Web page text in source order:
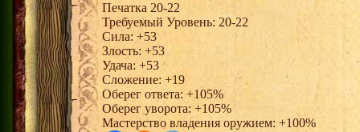
Печатка 20-22
Требуемый Уровень: 20-22
Сила: +53
Злость: +53
Удача: +53
Сложение: +19
Оберег ответа: +105%
Оберег уворота: +105%
Мастерство владения оружием: +100%